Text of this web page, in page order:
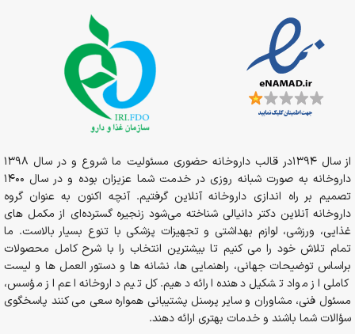
از سال 1394در قالب داروخانه حضوری مسئولیت ما شروع و در سال 1398
داروخانه به صورت شبانه روزی در خدمت شما عزیزان بوده و در سال 1400
تصمیم بر راه اندازی داروخانه آنلاین گرفتیم. آنچه اکنون به عنوان گروه
داروخانه آنلاین دکتر دانیالی شناخته می‌شود زنجیره گسترده‌ای از مکمل های
غذایی، ورزشی، لوازم بهداشتی و تجهیزات پزشکی با تنوع بسیار بالاست. ما
تمام تلاش خود را می کنیم تا بیشترین انتخاب را با شرح کامل محصولات
براساس توضیحات جهانی، راهنمایی ها، نشانه ها و دستور العمل ها و لیست
کاملی از مواد تشکیل دهنده ارائه دهیم. کل تیم داروخانه اعم از مؤسس،
مسئول فنی، مشاوران و سایر پرسنل پشتیبانی همواره سعی می کنند پاسخگوی
سؤالات شما باشند و خدمات بهتری ارائه دهند.